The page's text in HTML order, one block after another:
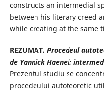
constructs an intermedial
between his literary creed
while creating at the same
REZUMAT. Procedeul
de YannickHaenel:
Prezentul studiu se
procedeului autoteoretic